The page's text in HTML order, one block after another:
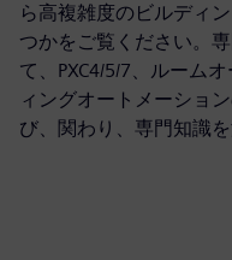
ら高複雑度のビルディ
つかをご覧ください。
て、PXC4/5/7、ルーム
ィングオートメーショ
び、関わり、専門知識を